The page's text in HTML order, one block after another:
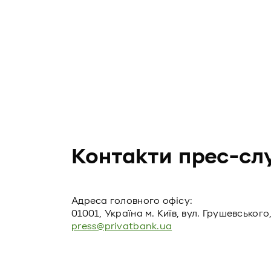
Контакти прес-
Адреса головного офiсу:
01001, Україна м. Київ, вул.
press@privatbank.ua